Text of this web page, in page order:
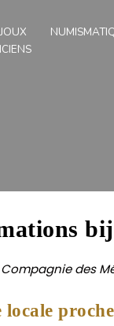
Compagnie des
locale